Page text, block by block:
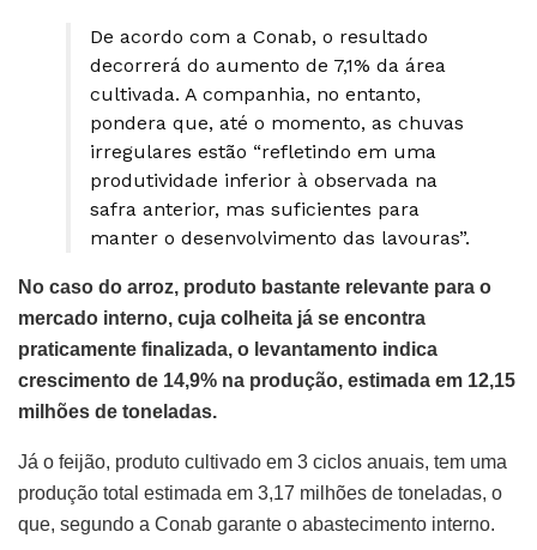
De acordo com a Conab, o resultado
decorrerá do aumento de 7,1% da área
cultivada. A companhia, no entanto,
pondera que, até o momento, as chuvas
irregulares estão “refletindo em uma
produtividade inferior à observada na
safra anterior, mas suficientes para
manter o desenvolvimento das lavouras”.
No caso do arroz, produto bastante relevante para o
mercado interno, cuja colheita já se encontra
praticamente finalizada, o levantamento indica
crescimento de 14,9% na produção, estimada em 12,15
milhões de toneladas.
Já o feijão, produto cultivado em 3 ciclos anuais, tem uma
produção total estimada em 3,17 milhões de toneladas, o
que, segundo a Conab garante o abastecimento interno.